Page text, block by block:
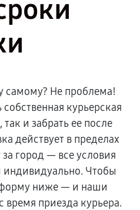
самому? Не проблема!
курьерская
и забрать ее после
действует в пределах
город — все условия
индивидуально. Чтобы
форму ниже — и наши
время приезда курьера.